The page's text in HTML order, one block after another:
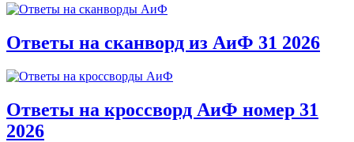
Ответы на сканворд из АиФ 31 2026
Ответы на кроссворд АиФ номер 31
2026